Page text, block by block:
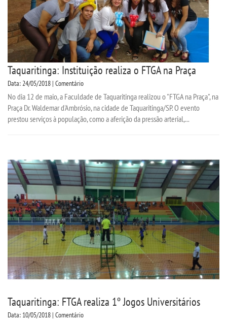
Taquaritinga: Instituição realiza o FTGA na Praça
Data: 24/05/2018 | Comentário
No dia 12 de maio, a Faculdade de Taquaritinga realizou o "FTGA na Praça", na
Praça Dr. Waldemar d'Ambrósio, na cidade de Taquaritinga/SP. O evento
prestou serviços à população, como a aferição da pressão arterial,...
Taquaritinga: FTGA realiza 1º Jogos Universitários
Data: 10/05/2018 | Comentário